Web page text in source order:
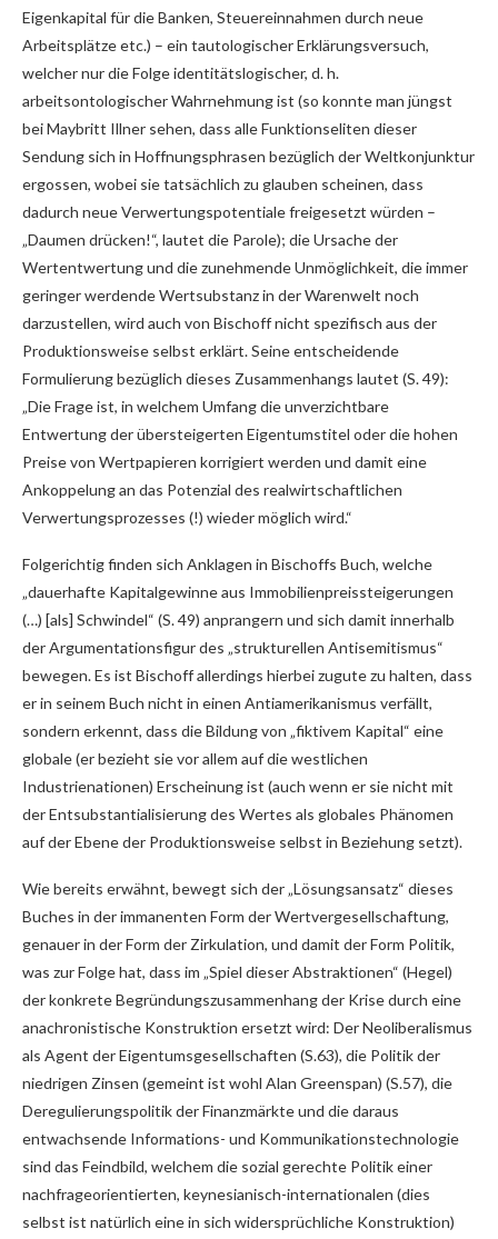
Eigenkapital für die Banken, Steuereinnahmen durch neue
Arbeitsplätze etc.) – ein tautologischer Erklärungsversuch,
welcher nur die Folge identitätslogischer, d. h.
arbeitsontologischer Wahrnehmung ist (so konnte man jüngst
bei Maybritt Illner sehen, dass alle Funktionseliten dieser
Sendung sich in Hoffnungsphrasen bezüglich der Weltkonjunktur
ergossen, wobei sie tatsächlich zu glauben scheinen, dass
dadurch neue Verwertungspotentiale freigesetzt würden –
„Daumen drücken!“, lautet die Parole); die Ursache der
Wertentwertung und die zunehmende Unmöglichkeit, die immer
geringer werdende Wertsubstanz in der Warenwelt noch
darzustellen, wird auch von Bischoff nicht spezifisch aus der
Produktionsweise selbst erklärt. Seine entscheidende
Formulierung bezüglich dieses Zusammenhangs lautet (S. 49):
„Die Frage ist, in welchem Umfang die unverzichtbare
Entwertung der übersteigerten Eigentumstitel oder die hohen
Preise von Wertpapieren korrigiert werden und damit eine
Ankoppelung an das Potenzial des realwirtschaftlichen
Verwertungsprozesses (!) wieder möglich wird.“
Folgerichtig finden sich Anklagen in Bischoffs Buch, welche
„dauerhafte Kapitalgewinne aus Immobilienpreissteigerungen
(…) [als] Schwindel“ (S. 49) anprangern und sich damit innerhalb
der Argumentationsfigur des „strukturellen Antisemitismus“
bewegen. Es ist Bischoff allerdings hierbei zugute zu halten, dass
er in seinem Buch nicht in einen Antiamerikanismus verfällt,
sondern erkennt, dass die Bildung von „fiktivem Kapital“ eine
globale (er bezieht sie vor allem auf die westlichen
Industrienationen) Erscheinung ist (auch wenn er sie nicht mit
der Entsubstantialisierung des Wertes als globales Phänomen
auf der Ebene der Produktionsweise selbst in Beziehung setzt).
Wie bereits erwähnt, bewegt sich der „Lösungsansatz“ dieses
Buches in der immanenten Form der Wertvergesellschaftung,
genauer in der Form der Zirkulation, und damit der Form Politik,
was zur Folge hat, dass im „Spiel dieser Abstraktionen“ (Hegel)
der konkrete Begründungszusammenhang der Krise durch eine
anachronistische Konstruktion ersetzt wird: Der Neoliberalismus
als Agent der Eigentumsgesellschaften (S.63), die Politik der
niedrigen Zinsen (gemeint ist wohl Alan Greenspan) (S.57), die
Deregulierungspolitik der Finanzmärkte und die daraus
entwachsende Informations- und Kommunikationstechnologie
sind das Feindbild, welchem die sozial gerechte Politik einer
nachfrageorientierten, keynesianisch-internationalen (dies
selbst ist natürlich eine in sich widersprüchliche Konstruktion)